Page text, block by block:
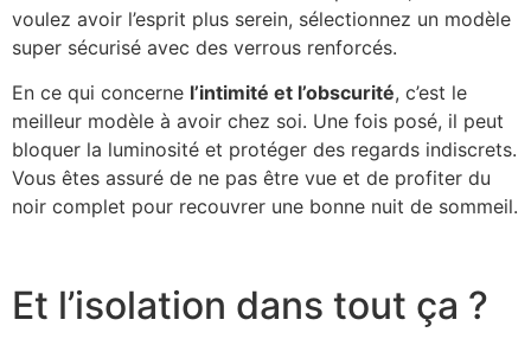
voulez avoir l’esprit plus serein, sélectionnez un modèle
super sécurisé avec des verrous renforcés.
En ce qui concerne l’intimité et l’obscurité, c’est le
meilleur modèle à avoir chez soi. Une fois posé, il peut
bloquer la luminosité et protéger des regards indiscrets.
Vous êtes assuré de ne pas être vue et de profiter du
noir complet pour recouvrer une bonne nuit de sommeil.
Et l’isolation dans tout ça ?